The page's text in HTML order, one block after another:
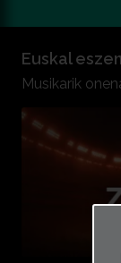
Euskal
Musikarik